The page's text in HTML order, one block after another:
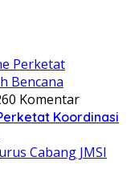
0 Komentar
Koordinasi